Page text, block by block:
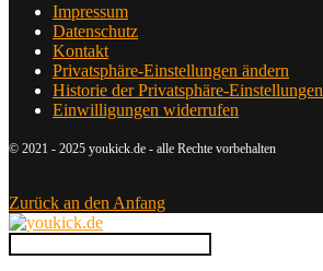
Impressum
Datenschutz
Kontakt
Privatsphäre-Einstellungen ändern
Historie der Privatsphäre-Einstellungen
Einwilligungen widerrufen
© 2021 - 2025 youkick.de - alle Rechte vorbehalten
Zurück an den Anfang